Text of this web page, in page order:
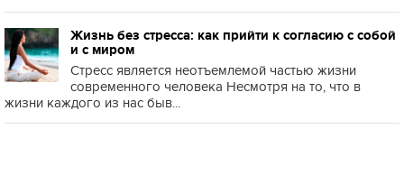
Жизнь без стресса: как прийти к согласию с собой
и с миром
Стресс является неотъемлемой частью жизни
современного человека Несмотря на то, что в
жизни каждого из нас быв...